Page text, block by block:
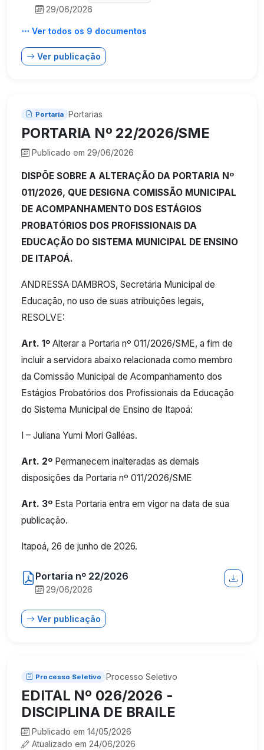
29/06/2026
Ver todos os 9 documentos
Ver publicação
Portaria Portarias
PORTARIA Nº 22/2026/SME
Publicado em 29/06/2026
DISPÕE SOBRE A ALTERAÇÃO DA PORTARIA Nº
011/2026, QUE DESIGNA COMISSÃO MUNICIPAL
DE ACOMPANHAMENTO DOS ESTÁGIOS
PROBATÓRIOS DOS PROFISSIONAIS DA
EDUCAÇÃO DO SISTEMA MUNICIPAL DE ENSINO
DE ITAPOÁ.
ANDRESSA DAMBROS, Secretária Municipal de
Educação, no uso de suas atribuições legais,
RESOLVE:
Art. 1º Alterar a Portaria nº 011/2026/SME, a fim de
incluir a servidora abaixo relacionada como membro
da Comissão Municipal de Acompanhamento dos
Estágios Probatórios dos Profissionais da Educação
do Sistema Municipal de Ensino de Itapoá:
I – Juliana Yumi Mori Galléas.
Art. 2º Permanecem inalteradas as demais
disposições da Portaria nº 011/2026/SME
Art. 3º Esta Portaria entra em vigor na data de sua
publicação.
Itapoá, 26 de junho de 2026.
Portaria nº 22/2026
29/06/2026
Ver publicação
Processo Seletivo Processo Seletivo
EDITAL Nº 026/2026 -
DISCIPLINA DE BRAILE
Publicado em 14/05/2026
Atualizado em 24/06/2026